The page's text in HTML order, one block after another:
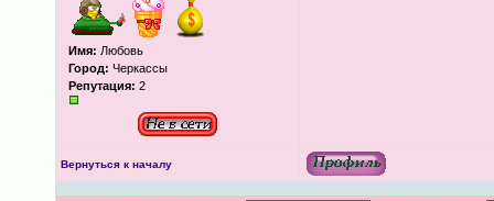
Имя: Любовь
Город: Черкассы
Репутация: 2
Вернуться к началу